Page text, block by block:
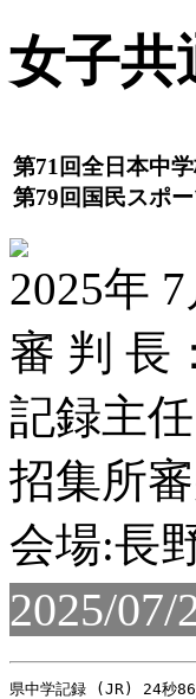
女子共
第71回全日本中
第79回国民スポ
2025年
審 判 長
記録主
招集所
会場:長
2025/07/
県中学記録 (JR) 24秒